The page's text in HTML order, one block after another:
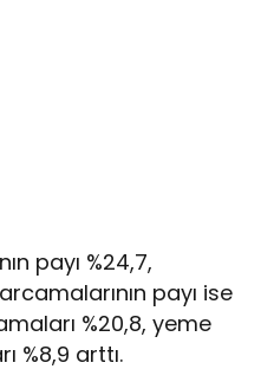
payı %24,7,
payı ise
%20,8, yeme
%8,9 arttı.